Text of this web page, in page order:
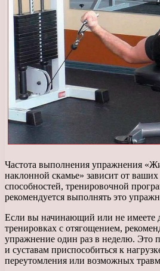
Частота выполнения упражнения
наклонной скамье» зависит от
способностей, тренировочной
рекомендуется выполнять это
Если вы начинающий или не имеете
тренировках с отягощением,
упражнение один раз в неделю.
и суставам приспособиться к
переутомления или возможных